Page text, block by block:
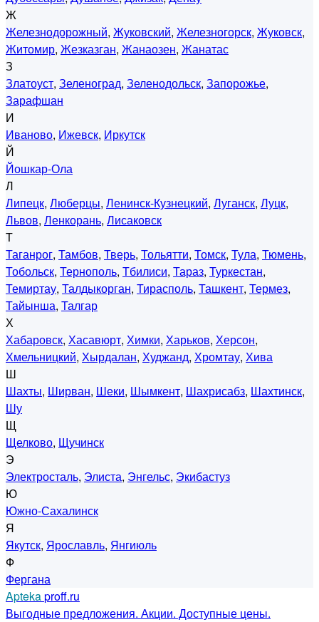
Ж
Железнодорожный, Жуковский, Железногорск, Жуковск,
Житомир, Жезказган, Жанаозен, Жанатас
З
Златоуст, Зеленоград, Зеленодольск, Запорожье,
Зарафшан
И
Иваново, Ижевск, Иркутск
Й
Йошкар-Ола
Л
Липецк, Люберцы, Ленинск-Кузнецкий, Луганск, Луцк,
Львов, Ленкорань, Лисаковск
Т
Таганрог, Тамбов, Тверь, Тольятти, Томск, Тула, Тюмень,
Тобольск, Тернополь, Тбилиси, Тараз, Туркестан,
Темиртау, Талдыкорган, Тирасполь, Ташкент, Термез,
Тайынша, Талгар
Х
Хабаровск, Хасавюрт, Химки, Харьков, Херсон,
Хмельницкий, Хырдалан, Худжанд, Хромтау, Хива
Ш
Шахты, Ширван, Шеки, Шымкент, Шахрисабз, Шахтинск,
Шу
Щ
Щелково, Щучинск
Э
Электросталь, Элиста, Энгельс, Экибастуз
Ю
Южно-Сахалинск
Я
Якутск, Ярославль, Янгиюль
Ф
Фергана
Aptekaproff.ru
Выгодные предложения. Акции. Доступные цены.